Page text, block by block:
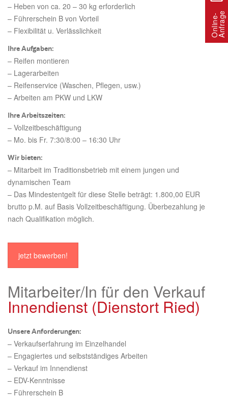
– Heben von ca. 20 – 30 kg erforderlich
– Führerschein B von Vorteil
– Flexibilität u. Verlässlichkeit
Ihre Aufgaben:
– Reifen montieren
– Lagerarbeiten
– Reifenservice (Waschen, Pflegen, usw.)
– Arbeiten am PKW und LKW
Ihre Arbeitszeiten:
– Vollzeitbeschäftigung
– Mo. bis Fr. 7:30/8:00 – 16:30 Uhr
Wir bieten:
– Mitarbeit im Traditionsbetrieb mit einem jungen und
dynamischen Team
– Das Mindestentgelt für diese Stelle beträgt: 1.800,00 EUR
brutto p.M. auf Basis Vollzeitbeschäftigung. Überbezahlung je
nach Qualifikation möglich.
jetzt bewerben!
Mitarbeiter/In für den Verkauf
Innendienst (Dienstort Ried)
Unsere Anforderungen:
– Verkaufserfahrung im Einzelhandel
– Engagiertes und selbstständiges Arbeiten
– Verkauf im Innendienst
– EDV-Kenntnisse
– Führerschein B
O
n
l
i
n
e
-
A
n
f
r
a
ge